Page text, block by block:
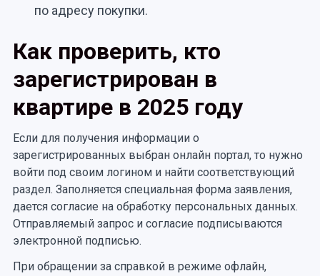
по адресу покупки.
Как проверить, кто
зарегистрирован в
квартире в 2025 году
Если для получения информации о
зарегистрированных выбран онлайн портал, то нужно
войти под своим логином и найти соответствующий
раздел. Заполняется специальная форма заявления,
дается согласие на обработку персональных данных.
Отправляемый запрос и согласие подписываются
электронной подписью.
При обращении за справкой в режиме офлайн,